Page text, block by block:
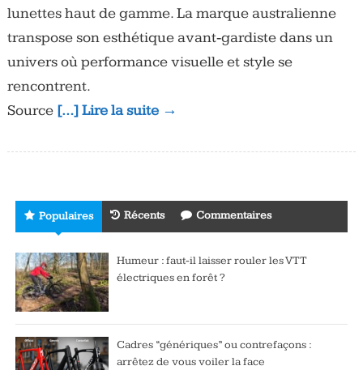
lunettes haut de gamme. La marque australienne
transpose son esthétique avant‑gardiste dans un
univers où performance visuelle et style se
rencontrent.
Source […] Lire la suite →
Populaires Récents Commentaires
Humeur : faut-il laisser rouler les VTT
électriques en forêt ?
Cadres “génériques” ou contrefaçons :
arrêtez de vous voiler la face